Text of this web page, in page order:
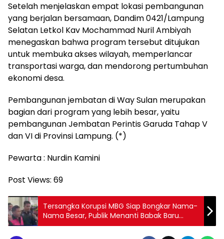
Setelah menjelaskan empat lokasi pembangunan
yang berjalan bersamaan, Dandim 0421/Lampung
Selatan Letkol Kav Mochammad Nuril Ambiyah
menegaskan bahwa program tersebut ditujukan
untuk membuka akses wilayah, memperlancar
transportasi warga, dan mendorong pertumbuhan
ekonomi desa.
Pembangunan jembatan di Way Sulan merupakan
bagian dari program yang lebih besar, yaitu
pembangunan Jembatan Perintis Garuda Tahap V
dan VI di Provinsi Lampung. (*)
Pewarta : Nurdin Kamini
Post Views: 69
Tersangka Korupsi MBG Siap Bongkar Nama-
Nama Besar, Publik Menanti Babak Baru
Kasus